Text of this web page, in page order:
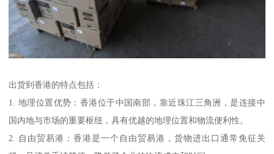
出货到香港的特点包括：
1. 地理位置优势：香港位于中国南部，靠近珠江三角洲，是连接中
国内地与市场的重要枢纽，具有优越的地理位置和物流便利性。
2. 自由贸易港：香港是一个自由贸易港，货物进出口通常免征关